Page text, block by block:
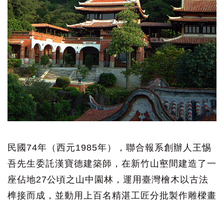
民國74年（西元1985年），聯合報系創辦人王惕
吾先生委託漢寶德建築師，在新竹山壑間建造了一
座佔地27公頃之山中園林，運用臺灣檜木以古法
榫接而成，並動用上百名精湛工匠分批製作雕樑畫